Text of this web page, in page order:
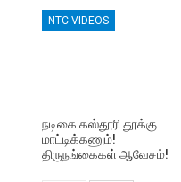
NTC VIDEOS
நடிகை கஸ்தூரி தூக்கு
மாட்டிக்கணும்!
திருநங்கைகள் ஆவேசம்!